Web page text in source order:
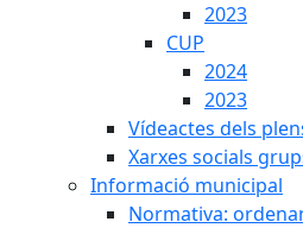
2023
CUP
2024
2023
Vídeactes dels
Xarxes socials
Informació municipal
Normativa: